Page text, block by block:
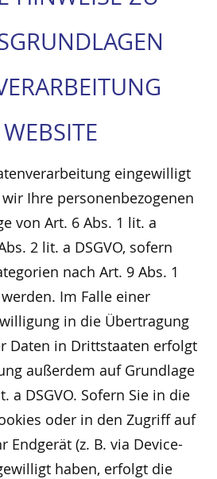
eingewilligt
Ihre personenbezogenen
von Art. 6 Abs. 1 lit. a
2 lit. a DSGVO, sofern
nach Art. 9 Abs. 1
Im Falle einer
in die Übertragung
Daten in Drittstaaten erfolgt
außerdem auf Grundlage
a DSGVO. Sofern Sie in die
oder in den Zugriff auf
(z. B. via Device-
haben, erfolgt die